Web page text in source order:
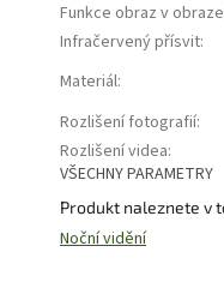
Funkce obraz v obraze
Infračervený přísvit:
Materiál:
Rozlišení fotografií:
Rozlišení videa:
VŠECHNY PARAMETRY
Produkt naleznete v
Noční vidění